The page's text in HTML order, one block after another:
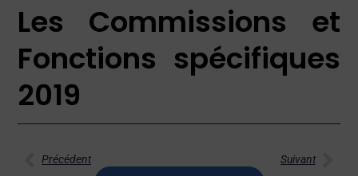
Les Commissions et
Fonctions spécifiques
2019
Précédent Suivant